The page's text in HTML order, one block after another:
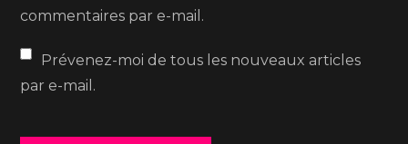
commentaires par e-mail.
Prévenez-moi de tous les nouveaux articles
par e-mail.